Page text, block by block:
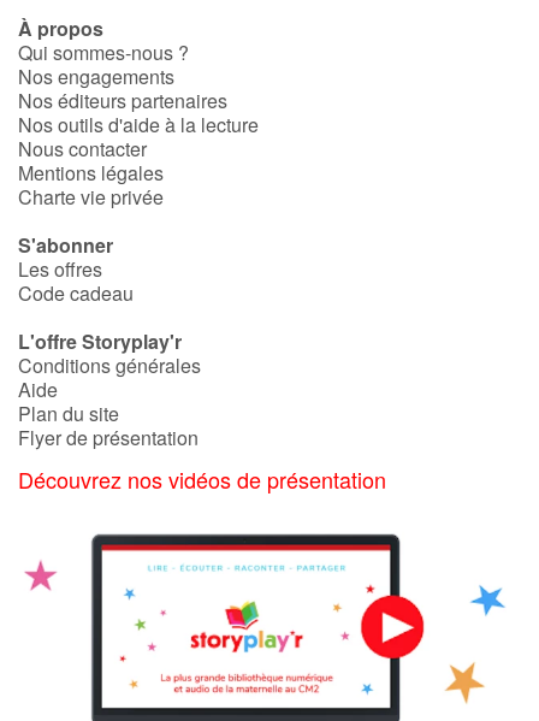
À propos
Qui sommes-nous ?
Nos engagements
Nos éditeurs partenaires
Nos outils d'aide à la lecture
Nous contacter
Mentions légales
Charte vie privée
S'abonner
Les offres
Code cadeau
L'offre Storyplay'r
Conditions générales
Aide
Plan du site
Flyer de présentation
Découvrez nos vidéos de présentation